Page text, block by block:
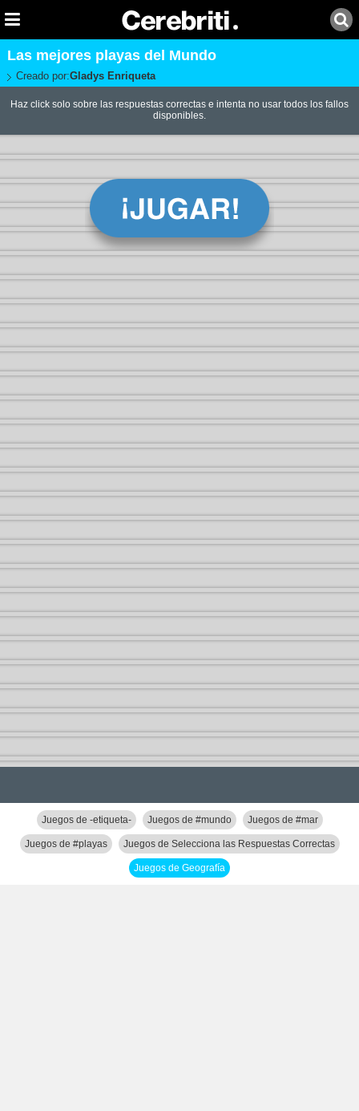
Las mejores playas del Mundo
Creado por:Gladys Enriqueta
Haz click solo sobre las respuestas correctas e intenta no usar todos los fallos
disponibles.
Juegos de -etiqueta- Juegos de #mundo Juegos de #mar
Juegos de #playas Juegos de Selecciona las Respuestas Correctas
Juegos de Geografía